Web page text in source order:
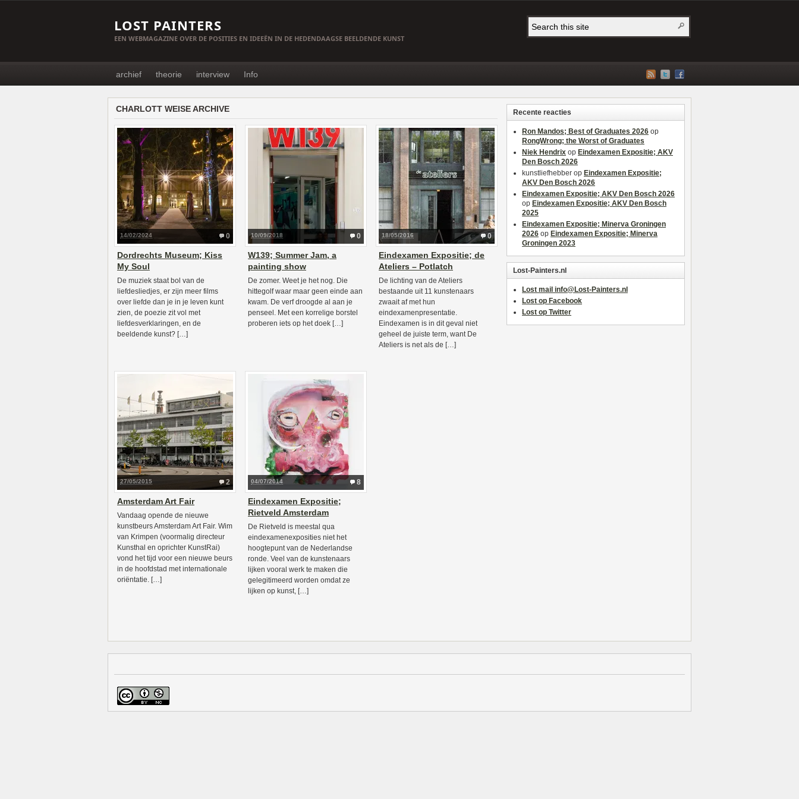
LOST PAINTERS
EEN WEBMAGAZINE OVER DE POSITIES EN IDEEËN IN DE HEDENDAAGSE BEELDENDE KUNST
archief theorie interview Info
CHARLOTT WEISE ARCHIVE
0
14/02/2024
Dordrechts Museum; Kiss
My Soul
De muziek staat bol van de
liefdesliedjes, er zijn meer films
over liefde dan je in je leven kunt
zien, de poezie zit vol met
liefdesverklaringen, en de
beeldende kunst? […]
0
10/09/2018
W139; Summer Jam, a
painting show
De zomer. Weet je het nog. Die
hittegolf waar maar geen einde aan
kwam. De verf droogde al aan je
penseel. Met een korrelige borstel
proberen iets op het doek […]
0
18/05/2016
Eindexamen Expositie; de
Ateliers – Potlatch
De lichting van de Ateliers
bestaande uit 11 kunstenaars
zwaait af met hun
eindexamenpresentatie.
Eindexamen is in dit geval niet
geheel de juiste term, want De
Ateliers is net als de […]
2
27/05/2015
Amsterdam Art Fair
Vandaag opende de nieuwe
kunstbeurs Amsterdam Art Fair. Wim
van Krimpen (voormalig directeur
Kunsthal en oprichter KunstRai)
vond het tijd voor een nieuwe beurs
in de hoofdstad met internationale
oriëntatie. […]
8
04/07/2014
Eindexamen Expositie;
Rietveld Amsterdam
De Rietveld is meestal qua
eindexamenexposities niet het
hoogtepunt van de Nederlandse
ronde. Veel van de kunstenaars
lijken vooral werk te maken die
gelegitimeerd worden omdat ze
lijken op kunst, […]
Recente reacties
Ron Mandos; Best of Graduates 2026 op
RongWrong; the Worst of Graduates
Niek Hendrix op Eindexamen Expositie; AKV
Den Bosch 2026
kunstliefhebber op Eindexamen Expositie;
AKV Den Bosch 2026
Eindexamen Expositie; AKV Den Bosch 2026
op Eindexamen Expositie; AKV Den Bosch
2025
Eindexamen Expositie; Minerva Groningen
2026 op Eindexamen Expositie; Minerva
Groningen 2023
Lost-Painters.nl
Lost mail info@Lost-Painters.nl
Lost op Facebook
Lost op Twitter